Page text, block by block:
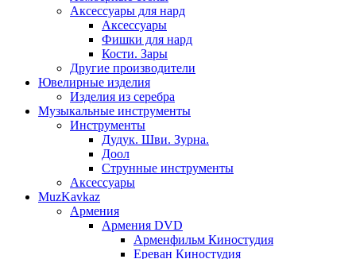
Аксессуары для нард
Аксессуары
Фишки для нард
Кости. Зары
Другие производители
Ювелирные изделия
Изделия из серебра
Музыкальные инструменты
Инструменты
Дудук. Шви. Зурна.
Доол
Струнные инструменты
Аксессуары
MuzKavkaz
Армения
Армения DVD
Арменфильм Киностудия
Ереван Киностудия